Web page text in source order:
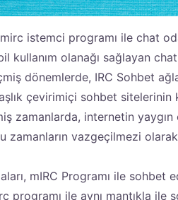
istemci programı ile chat
kullanım olanağı sağlayan chat
dönemlerde, IRC Sohbet
çevirimiçi sohbet sitelerinin
zamanlarda, internetin
zamanların vazgeçilmezi
mIRC Programı ile sohbet
programı ile aynı mantıkla ile